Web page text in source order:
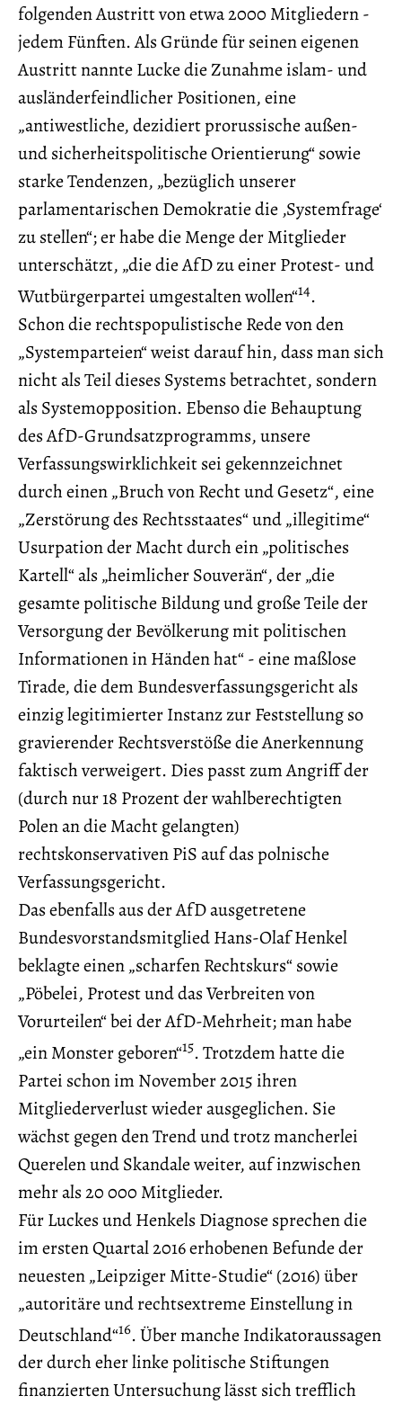
folgenden Austritt von etwa 2000 Mitgliedern -
jedem Fünften. Als Gründe für seinen eigenen
Austritt nannte Lucke die Zunahme islam- und
ausländerfeindlicher Positionen, eine
„antiwestliche, dezidiert prorussische außen-
und sicherheitspolitische Orientierung“ sowie
starke Tendenzen, „bezüglich unserer
parlamentarischen Demokratie die ‚Systemfrage‘
zu stellen“; er habe die Menge der Mitglieder
unterschätzt, „die die AfD zu einer Protest- und
Wutbürgerpartei umgestalten wollen“14.
Schon die rechtspopulistische Rede von den
„Systemparteien“ weist darauf hin, dass man sich
nicht als Teil dieses Systems betrachtet, sondern
als Systemopposition. Ebenso die Behauptung
des AfD-Grundsatzprogramms, unsere
Verfassungswirklichkeit sei gekennzeichnet
durch einen „Bruch von Recht und Gesetz“, eine
„Zerstörung des Rechtsstaates“ und „illegitime“
Usurpation der Macht durch ein „politisches
Kartell“ als „heimlicher Souverän“, der „die
gesamte politische Bildung und große Teile der
Versorgung der Bevölkerung mit politischen
Informationen in Händen hat“ - eine maßlose
Tirade, die dem Bundesverfassungsgericht als
einzig legitimierter Instanz zur Feststellung so
gravierender Rechtsverstöße die Anerkennung
faktisch verweigert. Dies passt zum Angriff der
(durch nur 18 Prozent der wahlberechtigten
Polen an die Macht gelangten)
rechtskonservativen PiS auf das polnische
Verfassungsgericht.
Das ebenfalls aus der AfD ausgetretene
Bundesvorstandsmitglied Hans-Olaf Henkel
beklagte einen „scharfen Rechtskurs“ sowie
„Pöbelei, Protest und das Verbreiten von
Vorurteilen“ bei der AfD-Mehrheit; man habe
„ein Monster geboren“15. Trotzdem hatte die
Partei schon im November 2015 ihren
Mitgliederverlust wieder ausgeglichen. Sie
wächst gegen den Trend und trotz mancherlei
Querelen und Skandale weiter, auf inzwischen
mehr als 20 000 Mitglieder.
Für Luckes und Henkels Diagnose sprechen die
im ersten Quartal 2016 erhobenen Befunde der
neuesten „Leipziger Mitte-Studie“ (2016) über
„autoritäre und rechtsextreme Einstellung in
Deutschland“16. Über manche Indikatoraussagen
der durch eher linke politische Stiftungen
finanzierten Untersuchung lässt sich trefflich